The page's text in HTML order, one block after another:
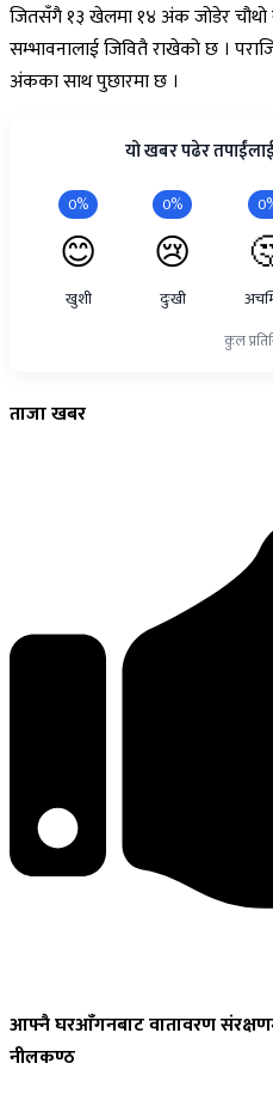
जितसँगै १३ खेलमा १४ अंक जोडेर
सम्भावनालाई जिवितै राखेको छ ।
अंकका साथ पुछारमा छ ।
यो खबर पढेर
0%
😊
खुशी
0%
😢
दुःखी
कुल
ताजाखबर
आफ्नैघरआँगनबाट वातावरण
नीलकण्ठ